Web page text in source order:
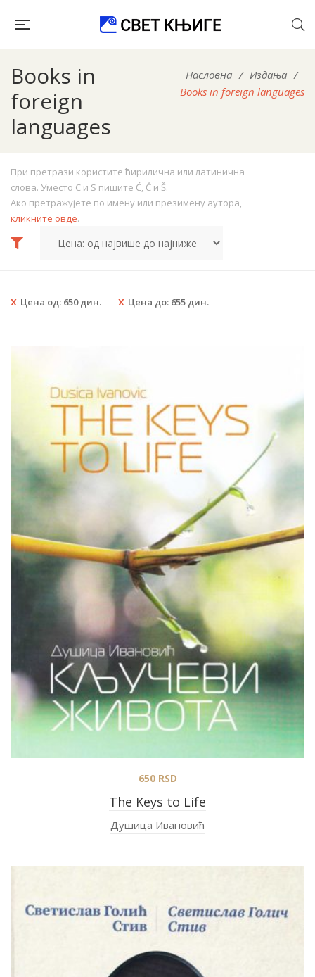
Books in
foreign
languages
Насловна / Издања /
Books in foreign languages
При претрази користите ћирилична или латинична
слова. Уместо C и S пишите Ć, Č и Š.
Ако претражујете по имену или презимену аутора,
кликните овде.
Цена од: 650дин. Цена до: 655 дин.
The Keys to Life
650RSD
Душица Ивановић